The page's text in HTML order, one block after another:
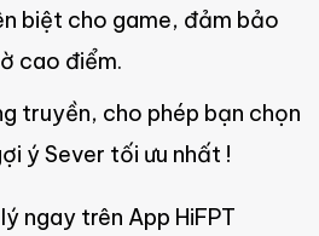
biệt cho game, đảm bảo
cao điểm.
truyền, cho phép bạn chọn
ý Sever tối ưu nhất !
ngay trên App HiFPT